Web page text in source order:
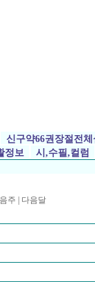
신구약66권장절전
정보 시,수필,컬럼
주 다음달